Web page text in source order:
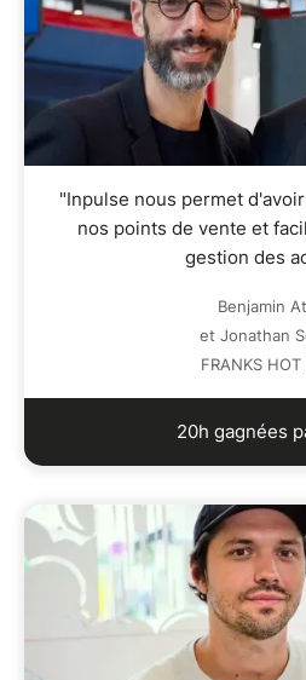
"Inpulse nous permet
nos points de vente et
gestion des
Benjamin
et Jonathan
FRANKS HOT
20h gagnées